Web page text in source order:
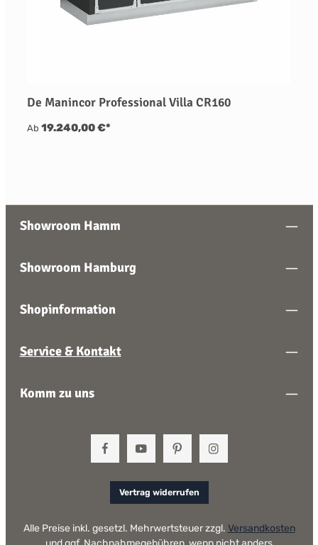
De Manincor Professional Villa CR160
Ab 19.240,00 €*
Showroom Hamm
Showroom Hamburg
Shopinformation
Service & Kontakt
Komm zu uns
Vertrag widerrufen
Alle Preise inkl. gesetzl. Mehrwertsteuer zzgl. Versandkosten